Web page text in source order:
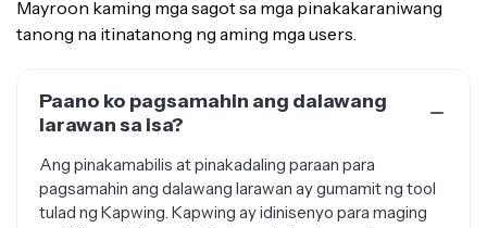
tanong na itinatanong ng aming mga users.
larawan sa isa?
pagsamahin ang dalawang larawan ay gumamit ng tool
tulad ng Kapwing. Kapwing ay idinisenyo para maging
mabilis, madaling maintindihan, at simpleng solusyon